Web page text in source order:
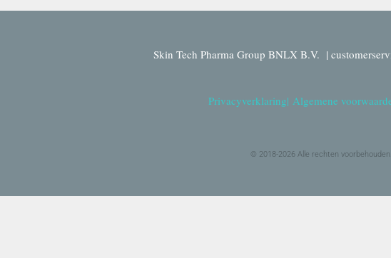
Skin Tech Pharma Group BNLX B.V. |
Privacyverklaring| Algemene
© 2018-2026 Alle rechten